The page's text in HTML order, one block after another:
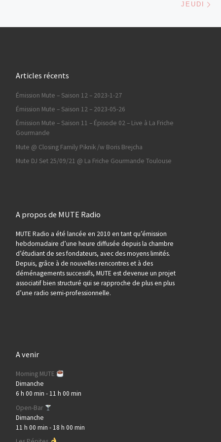
JEUDI
Articles récents
Émission Mute – Saison 12 – 2023-1-27
Émission Mute – Saison 12 – 2023-05-26
Émission Mute – Saison 11 – Épisode 02 – Live à La Friche
Gourmande
Mute @ Closing Family Piknik /w Boris Brejcha
Mute DJ Set 25/09/21 @ La Friche Gourmande Toulouse
A propos de MUTE Radio
MUTE Radio a été lancée en 2010 en tant qu’émission
hebdomadaire d’une heure diffusée depuis la chambre
d’étudiant de ses fondateurs, avec des moyens limités.
Depuis, grâce à de nouvelles rencontres et à des
déménagements successifs, MUTE est devenue un projet
associatif bien structuré qui se rapproche de plus en plus
d’une radio semi-professionnelle.
A venir
Morning MUTE
Dimanche
6 h 00 min -11 h 00 min
Open-Bar
Dimanche
11 h 00 min -18 h 00 min